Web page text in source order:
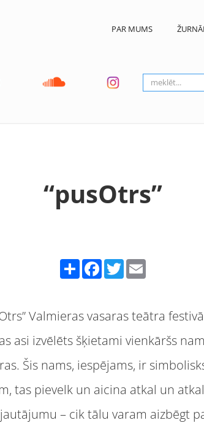
PAR MUMS
“pusOtrs”
Share FacebookTwitter
Valmieras vasaras teātra
asi izvēlēts šķietami vienkāršs
Šis nams, iespējams, ir
tas pievelk un aicina atkal un
– cik tālu varam aizbēgt